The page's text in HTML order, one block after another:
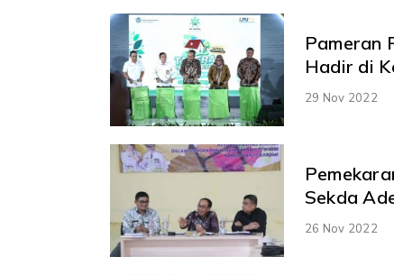
Pameran
Hadir di
29 Nov 2022
Pemekaran
Sekda
26 Nov 2022